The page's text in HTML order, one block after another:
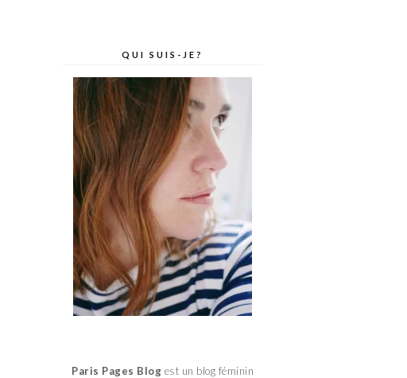
QUI SUIS-JE?
Paris Pages Blog est un blog féminin